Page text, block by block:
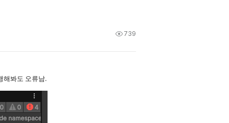
739
해봐도 오류남.